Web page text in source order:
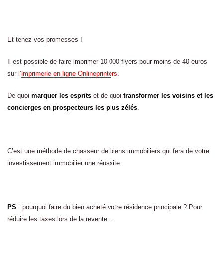
Et tenez vos promesses !
Il est possible de faire imprimer 10 000 flyers pour moins de 40 euros
sur l’imprimerie en ligne Onlineprinters.
De quoi marquer les esprits et de quoi transformer les voisins et les
concierges en prospecteurs les plus zélés.
C’est une méthode de chasseur de biens immobiliers qui fera de votre
investissement immobilier une réussite.
PS : pourquoi faire du bien acheté votre résidence principale ? Pour
réduire les taxes lors de la revente…